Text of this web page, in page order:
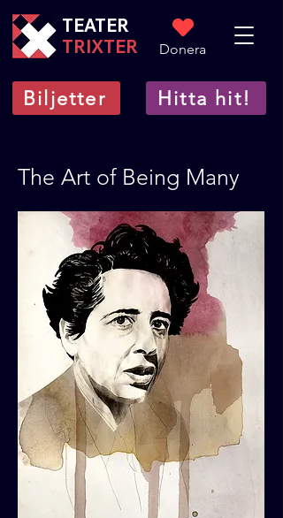
TEATER
TRIXTER
Biljetter Hitta hit!
Donera
The Art of Being Many